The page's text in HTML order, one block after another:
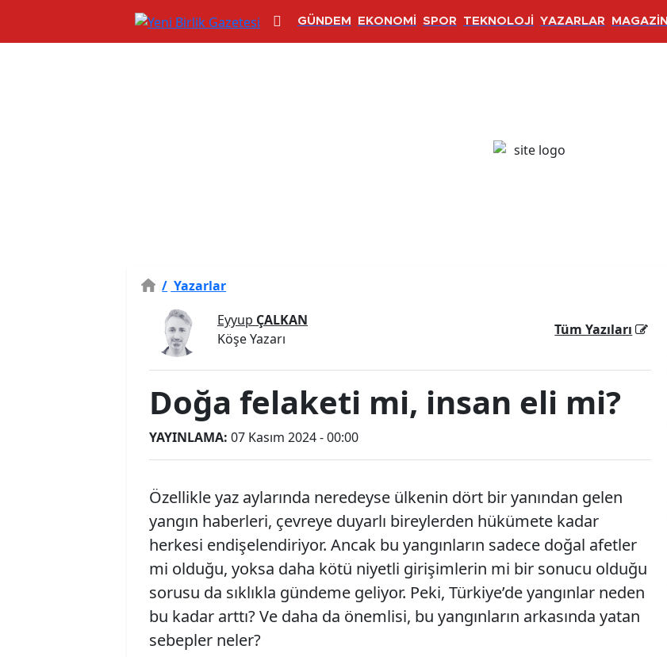
GÜNDEM EKONOMİ SPOR TEKNOLOJİ YAZARLAR MAGAZİN
/ Yazarlar
Eyyup ÇALKAN
Köşe Yazarı
Tüm Yazıları
Doğa felaketi mi, insan eli mi?
YAYINLAMA: 07 Kasım 2024 - 00:00
Özellikle yaz aylarında neredeyse ülkenin dört bir yanından gelen
yangın haberleri, çevreye duyarlı bireylerden hükümete kadar
herkesi endişelendiriyor. Ancak bu yangınların sadece doğal afetler
mi olduğu, yoksa daha kötü niyetli girişimlerin mi bir sonucu olduğu
sorusu da sıklıkla gündeme geliyor. Peki, Türkiye’de yangınlar neden
bu kadar arttı? Ve daha da önemlisi, bu yangınların arkasında yatan
sebepler neler?